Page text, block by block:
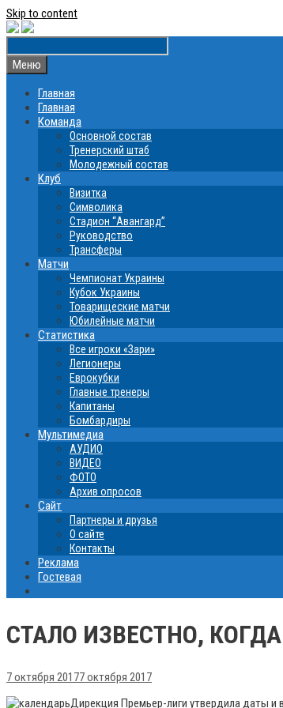
Skip to content
Меню
Главная
Главная
Команда
Основной состав
Тренерский штаб
Молодежный состав
Клуб
Визитка
Символика
Стадион “Авангард”
Руководство
Трансферы
Матчи
Чемпионат Украины
Кубок Украины
Товарищеские матчи
Юбилейные матчи
Статистика
Все игроки «Зари»
Легионеры
Еврокубки
Главные тренеры
Капитаны
Бомбардиры
Мультимедиа
АУДИО
ВИДЕО
ФОТО
Архив опросов
Сайт
Партнеры и друзья
О сайте
Контакты
Реклама
Гостевая
СТАЛО ИЗВЕСТНО,
7 октября 20177 октября 2017
Дирекция Премьер-лиги утвердила даты и